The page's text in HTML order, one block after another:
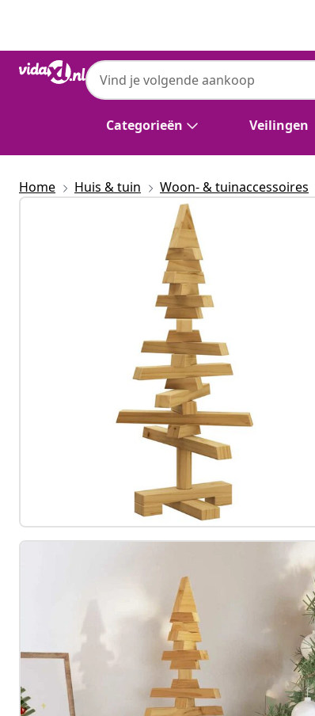
Categorieën Veilingen
Home Huis & tuin Woon- & tuinaccessoires